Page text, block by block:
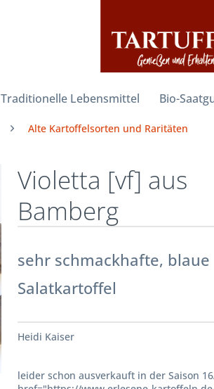
Traditionelle Lebensmittel Bio-
Alte Kartoffelsorten und Raritäten
Violetta [vf] aus
Bamberg
sehr schmackhafte, blaue
Salatkartoffel
Heidi Kaiser
leider schon ausverkauft in der Saison